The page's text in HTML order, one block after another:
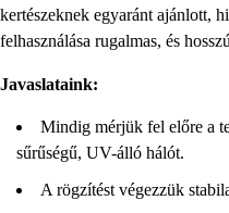
kertészeknek egyaránt ajánlott,
felhasználása rugalmas, és
Javaslataink:
Mindig mérjük fel előre a
sűrűségű, UV-álló hálót.
A rögzítést végezzük